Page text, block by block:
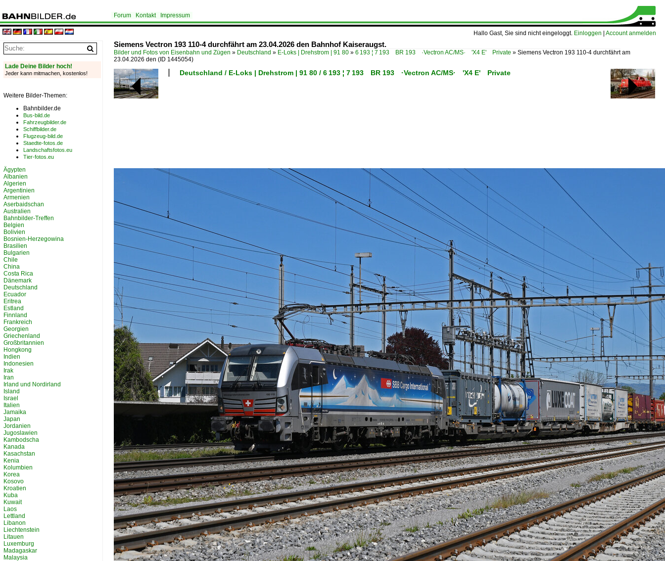
Hallo Gast, Sie sind nicht eingeloggt. Einloggen Account anmelden
Forum Kontakt Impressum
Siemens Vectron 193 110-4 durchfährt am 23.04.2026 den Bahnhof Kaiseraugst.
Bilder und Fotos von Eisenbahn und Zügen » Deutschland » E-Loks | Drehstrom | 91 80 » 6 193 ¦ 7 193 BR 193 ·Vectron AC/MS· 'X4 E' Private » Siemens Vectron 193 110-4 durchfährt am
23.04.2026 den (ID 1445054)
Deutschland / E-Loks | Drehstrom | 91 80 / 6 193 ¦ 7 193 BR 193 ·Vectron AC/MS· 'X4 E' Private
Lade Deine Bilder hoch!
Jeder kann mitmachen, kostenlos!
Weitere Bilder-Themen:
Bahnbilder.de
Bus-bild.de
Fahrzeugbilder.de
Schiffbilder.de
Flugzeug-bild.de
Staedte-fotos.de
Landschaftsfotos.eu
Tier-fotos.eu
Ägypten
Albanien
Algerien
Argentinien
Armenien
Aserbaidschan
Australien
Bahnbilder-Treffen
Belgien
Bolivien
Bosnien-Herzegowina
Brasilien
Bulgarien
Chile
China
Costa Rica
Dänemark
Deutschland
Ecuador
Eritrea
Estland
Finnland
Frankreich
Georgien
Griechenland
Großbritannien
Hongkong
Indien
Indonesien
Irak
Iran
Irland und Nordirland
Island
Israel
Italien
Jamaika
Japan
Jordanien
Jugoslawien
Kambodscha
Kanada
Kasachstan
Kenia
Kolumbien
Korea
Kosovo
Kroatien
Kuba
Kuwait
Laos
Lettland
Libanon
Liechtenstein
Litauen
Luxemburg
Madagaskar
Malaysia